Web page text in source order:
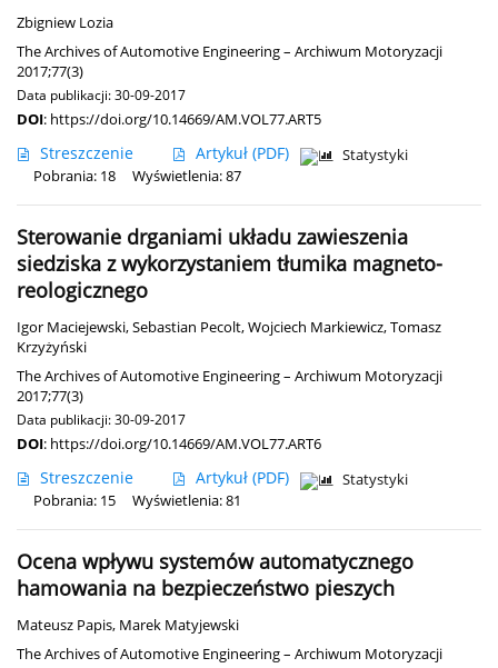
Zbigniew Lozia
The Archives of Automotive Engineering – Archiwum Motoryzacji
2017;77(3)
Data publikacji: 30-09-2017
DOI: https://doi.org/10.14669/AM.VOL77.ART5
Streszczenie Artykuł (PDF)
Statystyki
Pobrania: 18
Wyświetlenia: 87
Sterowanie drganiami układu zawieszenia
siedziska z wykorzystaniem tłumika magneto-
reologicznego
Igor Maciejewski,Sebastian Pecolt,Wojciech Markiewicz,Tomasz
Krzyżyński
The Archives of Automotive Engineering – Archiwum Motoryzacji
2017;77(3)
Data publikacji: 30-09-2017
DOI: https://doi.org/10.14669/AM.VOL77.ART6
Streszczenie Artykuł (PDF)
Statystyki
Pobrania: 15
Wyświetlenia: 81
Ocena wpływu systemów automatycznego
hamowania na bezpieczeństwo pieszych
Mateusz Papis, Marek Matyjewski
The Archives of Automotive Engineering – Archiwum Motoryzacji